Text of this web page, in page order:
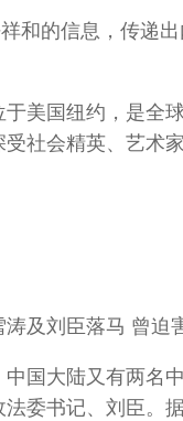
祥和的信息，传
美国纽约，是
社会精英、艺术
涛及刘臣落马 曾迫
中国大陆又有两
委书记、刘臣。